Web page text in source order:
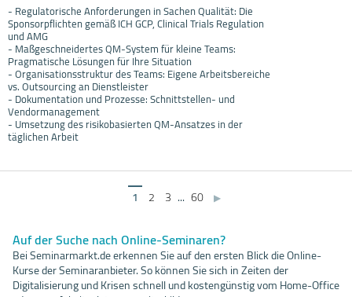
- Regulatorische Anforderungen in Sachen Qualität: Die
Sponsorpflichten gemäß ICH GCP, Clinical Trials Regulation
und AMG
- Maßgeschneidertes QM-System für kleine Teams:
Pragmatische Lösungen für Ihre Situation
- Organisationsstruktur des Teams: Eigene Arbeitsbereiche
vs. Outsourcing an Dienstleister
- Dokumentation und Prozesse: Schnittstellen- und
Vendormanagement
- Umsetzung des risikobasierten QM-Ansatzes in der
täglichen Arbeit
1 2 3 ... 60 ▶
Auf der Suche nach Online-Seminaren?
Bei Seminarmarkt.de erkennen Sie auf den ersten Blick die Online-
Kurse der Seminaranbieter. So können Sie sich in Zeiten der
Digitalisierung und Krisen schnell und kostengünstig vom Home-Office